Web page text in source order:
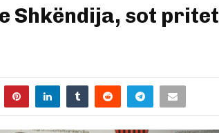
Shkëndija, sot pritet